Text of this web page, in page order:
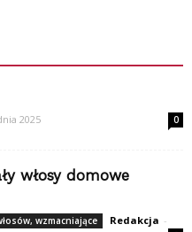
2025 0
włosy domowe
wzmacniające Redakcja -